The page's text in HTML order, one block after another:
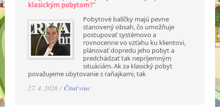
klasickým pobytom?"
Pobytové balíčky majú pevne
stanovený obsah, čo umožňuje
postupovať systémovo a
rovnocenne vo vzťahu ku klientovi,
plánovať dopredu jeho pobyt a
predchádzať tak nepríjemným
situáciám. Ak za klasický pobyt
považujeme ubytovanie s raňajkami, tak
27. 4. 2026 / Čítať viac